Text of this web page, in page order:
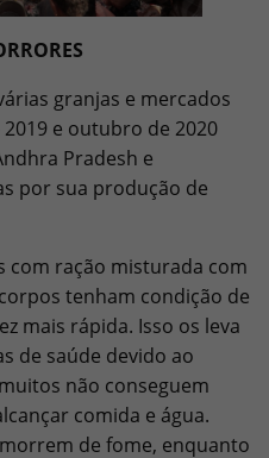
granjas e mercados
e outubro de 2020
Pradesh e
por sua produção de
com ração misturada com
tenham condição de
mais rápida. Isso os leva
de saúde devido ao
não conseguem
comida e água.
de fome, enquanto